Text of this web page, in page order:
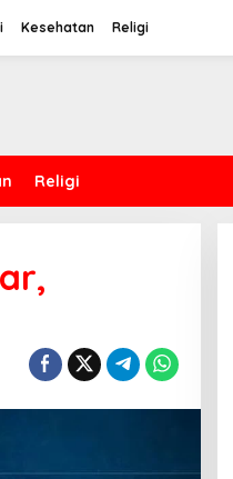
Kesehatan Religi
Religi